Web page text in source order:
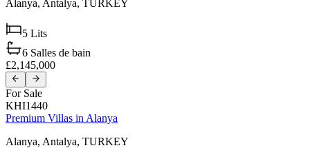
Alanya, Antalya, TURKEY
5 Lits
6 Salles de bain
£2,145,000
For Sale
KHI1440
Premium Villas in Alanya
Alanya, Antalya, TURKEY